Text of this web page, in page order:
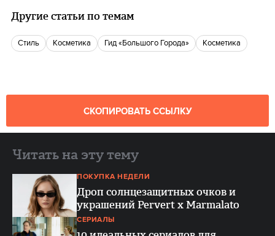
Другие статьи по темам
Стиль косметика Гид «Большого Города» косметика
СКОПИРОВАТЬ ССЫЛКУ
Читать на эту тему
ПОКУПКА НЕДЕЛИ
Дроп солнцезащитных очков и
украшений Pervert x Marmalato
СЕРИАЛЫ